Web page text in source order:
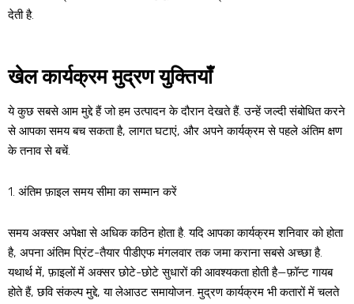
देती है.
खेल कार्यक्रम मुद्रण युक्तियाँ
ये कुछ सबसे आम मुद्दे हैं जो हम उत्पादन के दौरान देखते हैं. उन्हें जल्दी संबोधित करने
से आपका समय बच सकता है, लागत घटाएं, और अपने कार्यक्रम से पहले अंतिम क्षण
के तनाव से बचें.
1. अंतिम फ़ाइल समय सीमा का सम्मान करें
समय अक्सर अपेक्षा से अधिक कठिन होता है. यदि आपका कार्यक्रम शनिवार को होता
है, अपना अंतिम प्रिंट-तैयार पीडीएफ मंगलवार तक जमा कराना सबसे अच्छा है.
यथार्थ में, फ़ाइलों में अक्सर छोटे-छोटे सुधारों की आवश्यकता होती है—फ़ॉन्ट गायब
होते हैं, छवि संकल्प मुद्दे, या लेआउट समायोजन. मुद्रण कार्यक्रम भी कतारों में चलते